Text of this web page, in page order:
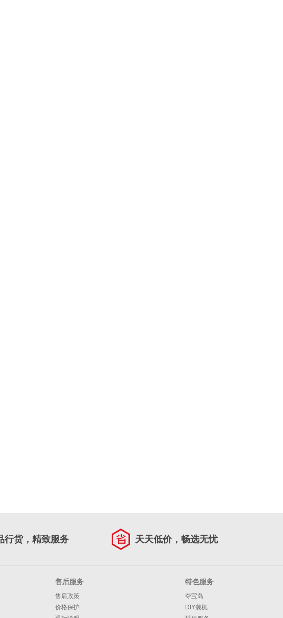
行货，精致服务 天天低价，畅选无忧
售后服务
售后政策
价格保护
特色服务
夺宝岛
DIY装机